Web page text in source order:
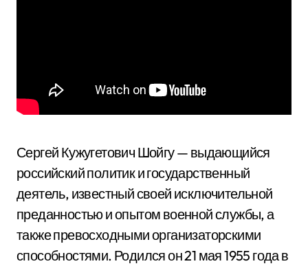
Сергей Кужугетович Шойгу — выдающийся
российский политик и государственный
деятель, известный своей исключительной
преданностью и опытом военной службы, а
также превосходными организаторскими
способностями. Родился он 21 мая 1955 года в